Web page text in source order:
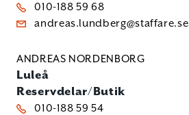
010-188 59 68
andreas.lundberg@staffare.se
ANDREAS NORDENBORG
Luleå
Reservdelar/Butik
010-188 59 54